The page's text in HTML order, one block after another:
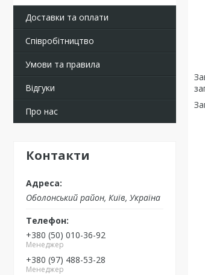
Доставки та оплати
Співробітництво
Умови та правила
Відгуки
Про нас
Контакти
Оболонський район, Київ, Україна
+380 (50) 010-36-92
Менеджер
+380 (97) 488-53-28
Менеджер